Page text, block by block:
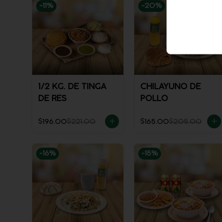
-11 %
1/2 KG. DE TINGA
DE RES
$196.00$221.00
-20%
CHILAYUNO DE
POLLO
$165.00$205.00
-16% -15%